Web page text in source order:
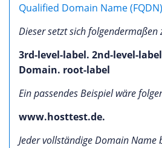
Qualified Domain Name (FQDN)
Dieser setzt sich folgendermaßen
3rd-level-label. 2nd-level-
Domain. root-label
Ein passendes Beispiel wäre
www.hosttest.de.
Jeder vollständige Domain Name